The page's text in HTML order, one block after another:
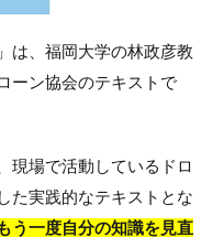
」は、福岡大学の林政彦教
ーン協会のテキストで
現場で活動しているドロ
た実践的なテキストとな
う一度自分の知識を見直